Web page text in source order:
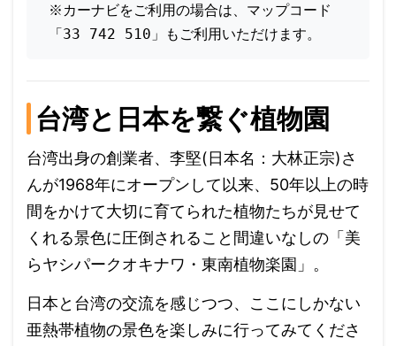
※カーナビをご利用の場合は、マップコード
「33 742 510」もご利用いただけます。
台湾と日本を繋ぐ植物園
台湾出身の創業者、李堅(日本名：大林正宗)さ
んが1968年にオープンして以来、50年以上の時
間をかけて大切に育てられた植物たちが見せて
くれる景色に圧倒されること間違いなしの「美
らヤシパークオキナワ・東南植物楽園」。
日本と台湾の交流を感じつつ、ここにしかない
亜熱帯植物の景色を楽しみに行ってみてくださ